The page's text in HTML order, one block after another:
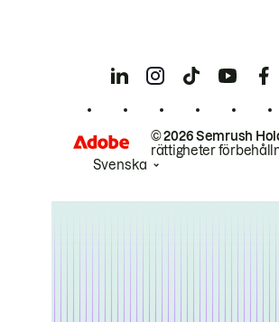
© 2026 Semrush
rättigheter
Svenska